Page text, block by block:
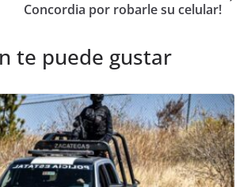
Concordia por robarle su celular!
te puede gustar